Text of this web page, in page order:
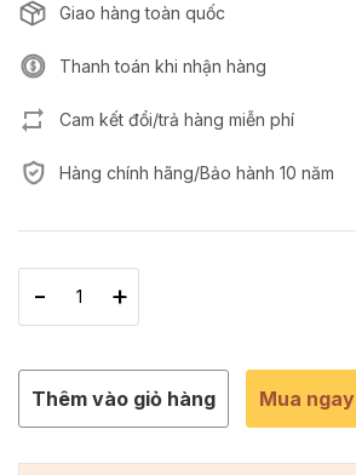
Giao hàng toàn quốc
Thanh toán khi nhận hàng
Cam kết đổi/trả hàng miễn phí
Hàng chính hãng/Bảo hành 10 năm
- +
Thêm vào giỏ hàng Mua ngay